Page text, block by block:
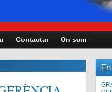
Contactar On som